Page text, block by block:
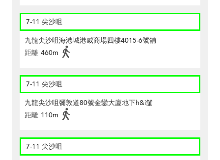
7-11 尖沙咀
九龍尖沙咀海港城港威商場四樓4015-6號舖
距離 460m
7-11 尖沙咀
九龍尖沙咀彌敦道80號金鑾大廈地下h&i舗
距離 110m
7-11 尖沙咀